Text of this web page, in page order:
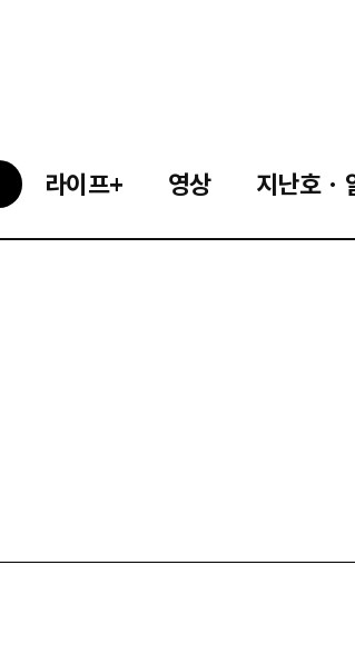
라이프+ 영상 지난호 ·